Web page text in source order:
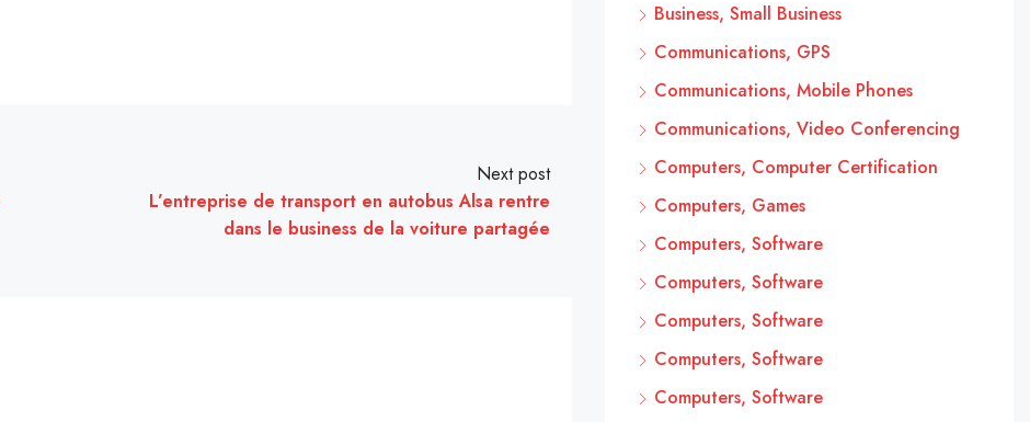
Next post
L’entreprise de transport en autobus Alsa rentre
dans le business de la voiture partagée
Business, Small Business
Communications, GPS
Communications, Mobile Phones
Communications, Video Conferencing
Computers, Computer Certification
Computers, Games
Computers, Software
Computers, Software
Computers, Software
Computers, Software
Computers, Software